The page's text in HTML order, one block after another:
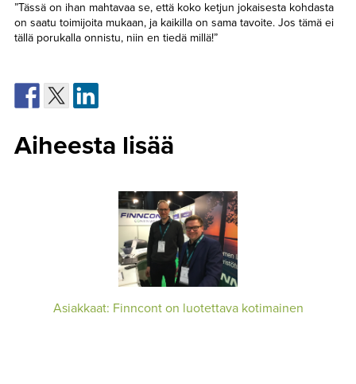
”Tässä on ihan mahtavaa se, että koko ketjun jokaisesta kohdasta
on saatu toimijoita mukaan, ja kaikilla on sama tavoite. Jos tämä ei
tällä porukalla onnistu, niin en tiedä millä!”
Aiheesta lisää
Asiakkaat: Finncont on luotettava kotimainen